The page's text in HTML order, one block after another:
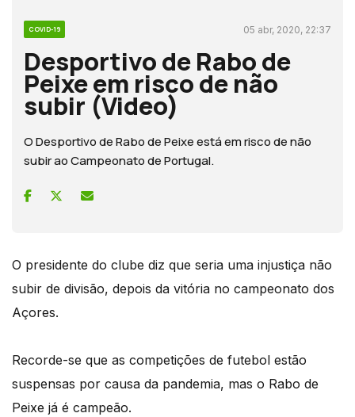
COVID-19 05 abr, 2020, 22:37
Desportivo de Rabo de
Peixe em risco de não
subir (Video)
O Desportivo de Rabo de Peixe está em risco de não
subir ao Campeonato de Portugal.
O presidente do clube diz que seria uma injustiça não
subir de divisão, depois da vitória no campeonato dos
Açores.
Recorde-se que as competições de futebol estão
suspensas por causa da pandemia, mas o Rabo de
Peixe já é campeão.